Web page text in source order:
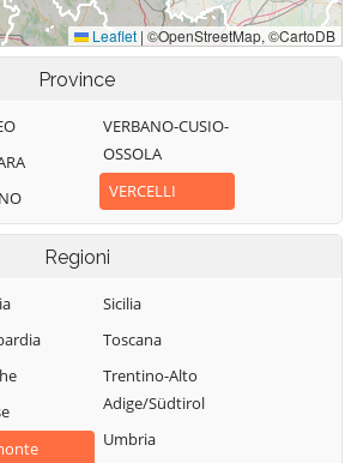
Province
VERBANO-CUSIO-
OSSOLA
VERCELLI
Regioni
Sicilia
Toscana
Trentino-Alto
Adige/Südtirol
Umbria